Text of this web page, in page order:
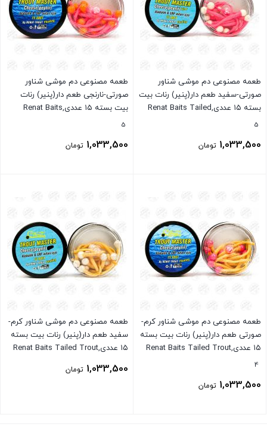
طعمه مصنوعی دم موشی شناور
صورتی-سفید طعم دار(پنیر) رنات بیت
بسته ۱۵ عددی,Renat Baits Tailed
Trout Master
5
1,033,500 تومان
طعمه مصنوعی دم موشی شناور
صورتی-نارنجی طعم دار(پنیر) رنات
بیت بسته ۱۵ عددی,Renat Baits
Tailed Trout Master
5
1,033,500 تومان
طعمه مصنوعی دم موشی شناور کرم-
صورتی طعم دار(پنیر) رنات بیت بسته
۱۵ عددی,Renat Baits Tailed Trout
Master
4
1,033,500 تومان
طعمه مصنوعی دم موشی شناور کرم-
سفید طعم دار(پنیر) رنات بیت بسته
۱۵ عددی,Renat Baits Tailed Trout
1,033,500 تومان